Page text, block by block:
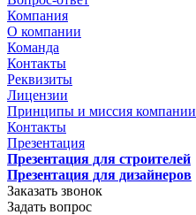
Компания
О компании
Команда
Контакты
Реквизиты
Лицензии
Принципы и миссия компании
Контакты
Презентация
Презентация для строителей
Презентация для дизайнеров
Заказать звонок
Задать вопрос